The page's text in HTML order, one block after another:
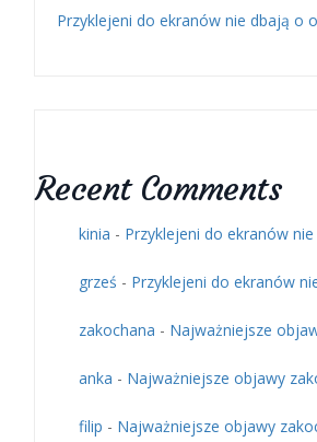
Przyklejeni do ekranów nie dbają o
Recent Comments
kinia - Przyklejeni do ekranów
grześ - Przyklejeni do ekranów
zakochana - Najważniejsze
anka - Najważniejsze objawy
filip - Najważniejsze objawy